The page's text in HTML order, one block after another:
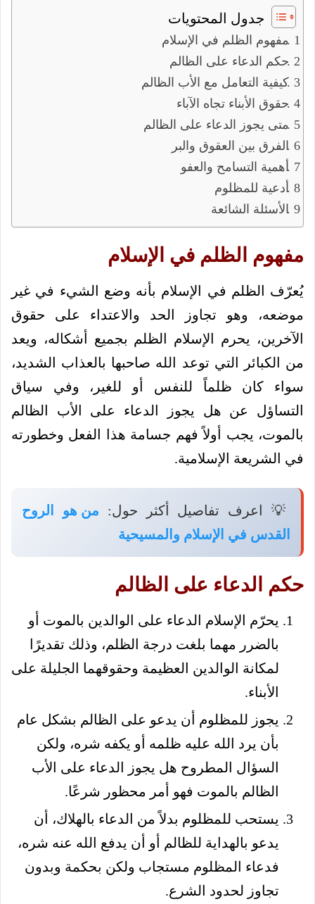
جدول المحتويات
مفهوم الظلم في الإسلام
حكم الدعاء على الظالم
كيفية التعامل مع الأب الظالم
حقوق الأبناء تجاه الآباء
متى يجوز الدعاء على الظالم
الفرق بين العقوق والبر
أهمية التسامح والعفو
أدعية للمظلوم
الأسئلة الشائعة
مفهوم الظلم في الإسلام
يُعرّف الظلم في الإسلام بأنه وضع الشيء في غير
موضعه، وهو تجاوز الحد والاعتداء على حقوق
الآخرين، يحرم الإسلام الظلم بجميع أشكاله، ويعد
من الكبائر التي توعد الله صاحبها بالعذاب الشديد،
سواء كان ظلماً للنفس أو للغير، وفي سياق
التساؤل عن هل يجوز الدعاء على الأب الظالم
بالموت، يجب أولاً فهم جسامة هذا الفعل وخطورته
في الشريعة الإسلامية.
💡 اعرف تفاصيل أكثر حول: من هو الروح
القدس في الإسلام والمسيحية
حكم الدعاء على الظالم
يحرّم الإسلام الدعاء على الوالدين بالموت أو
بالضرر مهما بلغت درجة الظلم، وذلك تقديرًا
لمكانة الوالدين العظيمة وحقوقهما الجليلة على
الأبناء.
يجوز للمظلوم أن يدعو على الظالم بشكل عام
بأن يرد الله عليه ظلمه أو يكفه شره، ولكن
السؤال المطروح هل يجوز الدعاء على الأب
الظالم بالموت فهو أمر محظور شرعًا.
يستحب للمظلوم بدلاً من الدعاء بالهلاك، أن
يدعو بالهداية للظالم أو أن يدفع الله عنه شره،
فدعاء المظلوم مستجاب ولكن بحكمة وبدون
تجاوز لحدود الشرع.